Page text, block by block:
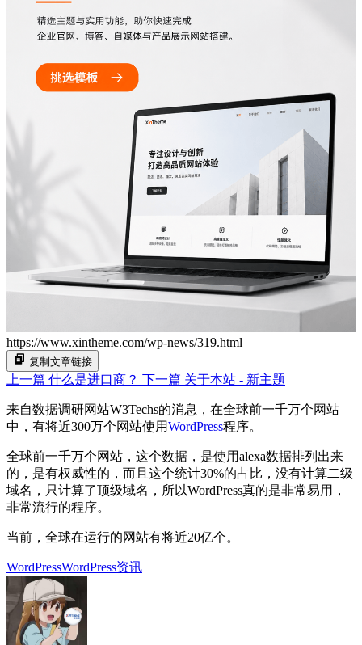
https://www.xintheme.com/wp-news/319.html
复制文章链接
上一篇 什么是进口商？ 下一篇 关于本站 - 新主题
来自数据调研网站W3Techs的消息，在全球前一千万个网站
中，有将近300万个网站使用WordPress程序。
全球前一千万个网站，这个数据，是使用alexa数据排列出来
的，是有权威性的，而且这个统计30%的占比，没有计算二级
域名，只计算了顶级域名，所以WordPress真的是非常易用，
非常流行的程序。
当前，全球在运行的网站有将近20亿个。
WordPressWordPress资讯